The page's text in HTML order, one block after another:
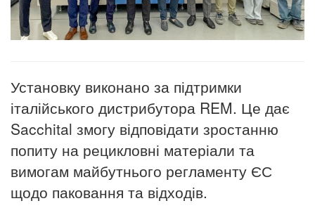
Установку виконано за підтримки
італійського дистрибутора REM. Це дає
Sacchital змогу відповідати зростанню
попиту на рецикловні матеріали та
вимогам майбутнього регламенту ЄС
щодо паковання та відходів.